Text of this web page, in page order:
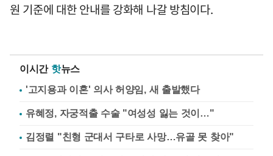
원 기준에 대한 안내를 강화해 나갈 방침이다.
이시간 핫뉴스
'고지용과 이혼' 의사 허양임, 새 출발했다
유혜정, 자궁적출 수술 "여성성 잃는 것이…"
김정렬 "친형 군대서 구타로 사망…유골 못 찾아"